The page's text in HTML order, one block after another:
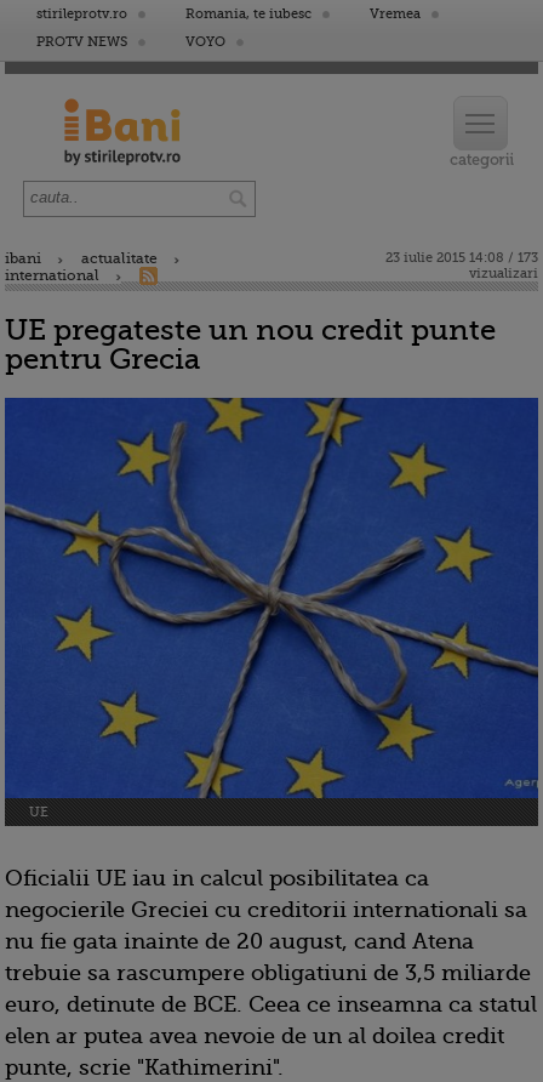
stirileprotv.ro Romania, te iubesc
Vremea
PROTV NEWS
VOYO
ibani
actualitate
international
23 iulie 2015 14:08 / 173
vizualizari
UE pregateste un nou credit punte
pentru Grecia
UE
Oficialii UE iau in calcul posibilitatea ca
negocierile Greciei cu creditorii internationali sa
nu fie gata inainte de 20 august, cand Atena
trebuie sa rascumpere obligatiuni de 3,5 miliarde
euro, detinute de BCE. Ceea ce inseamna ca statul
elen ar putea avea nevoie de un al doilea credit
punte, scrie "Kathimerini".